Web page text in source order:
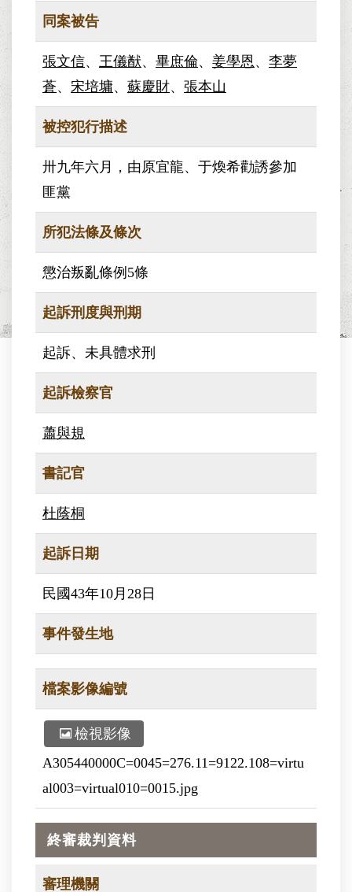
同案被告
張文信、 王儀猷、 畢庶倫、 姜學恩、 李夢
蒼、 宋培墉、 蘇慶財、 張本山
被控犯行描述
卅九年六月，由原宜龍、于煥希勸誘參加
匪黨
所犯法條及條次
懲治叛亂條例5條
起訴刑度與刑期
起訴、未具體求刑
起訴檢察官
蕭與規
書記官
杜蔭桐
起訴日期
民國43年10月28日
事件發生地
檔案影像編號
檢視影像
A305440000C=0045=276.11=9122.108=virtu
al003=virtual010=0015.jpg
終審裁判資料
審理機關